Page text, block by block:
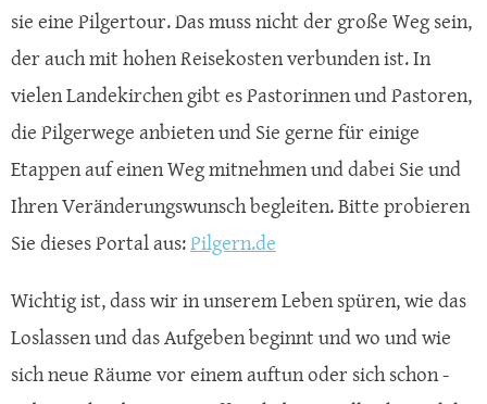
sie eine Pilgertour. Das muss nicht der große Weg sein,
der auch mit hohen Reisekosten verbunden ist. In
vielen Landekirchen gibt es Pastorinnen und Pastoren,
die Pilgerwege anbieten und Sie gerne für einige
Etappen auf einen Weg mitnehmen und dabei Sie und
Ihren Veränderungswunsch begleiten. Bitte probieren
Sie dieses Portal aus:Pilgern.de
Wichtig ist, dass wir in unserem Leben spüren, wie das
Loslassen und das Aufgeben beginnt und wo und wie
sich neue Räume vor einem auftun oder sich schon -